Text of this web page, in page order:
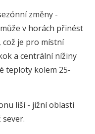
změny -
v horách přinést
což je pro místní
a centrální nížiny
teploty kolem 25-
liší - jižní oblasti